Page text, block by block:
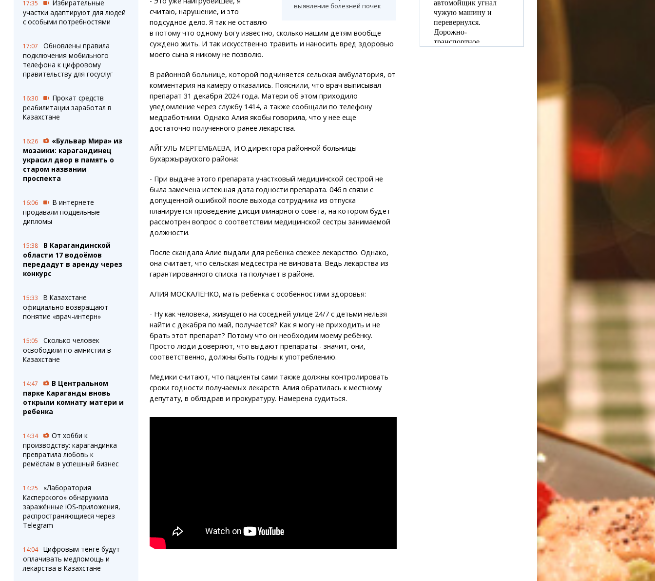
17:35
Избирательные
участки адаптируют для людей
с особыми потребностями
17:07
Обновлены правила
подключения мобильного
телефона к цифровому
правительству для госуслуг
16:30
Прокат средств
реабилитации заработал в
Казахстане
16:26
«Бульвар Мира» из
мозаики: карагандинец
украсил двор в память о
старом названии
проспекта
16:06
В интернете
продавали поддельные
дипломы
15:38
В Карагандинской
области 17 водоёмов
передадут в аренду через
конкурс
15:33
В Казахстане
официально возвращают
понятие «врач-интерн»
15:05
Сколько человек
освободили по амнистии в
Казахстане
14:47
В Центральном
парке Караганды вновь
открыли комнату матери и
ребенка
14:34
От хобби к
производству: карагандинка
превратила любовь к
ремёслам в успешный бизнес
14:25
«Лаборатория
Касперского» обнаружила
заражённые iOS-приложения,
распространяющиеся через
Telegram
14:04
Цифровым тенге будут
оплачивать медпомощь и
лекарства в Казахстане
выявление болезней почек
считаю, нарушение, и это
подсудное дело. Я так не оставлю
в потому что одному Богу известно, сколько нашим детям вообще
суждено жить. И так искусственно травить и наносить вред здоровью
моего сына я никому не позволю.
В районной больнице, которой подчиняется сельская амбулатория, от
комментария на камеру отказались. Пояснили, что врач выписывал
препарат 31 декабря 2024 года. Матери об этом приходило
уведомление через службу 1414, а также сообщали по телефону
медработники. Однако Алия якобы говорила, что у нее еще
достаточно полученного ранее лекарства.
АЙГУЛЬ МЕРГЕМБАЕВА, И.О.директора районной больницы
Бухаржырауского района:
- При выдаче этого препарата участковый медицинской сестрой не
была замечена истекшая дата годности препарата. 046 в связи с
допущенной ошибкой после выхода сотрудника из отпуска
планируется проведение дисциплинарного совета, на котором будет
рассмотрен вопрос о соответствии медицинской сестры занимаемой
должности.
После скандала Алие выдали для ребенка свежее лекарство. Однако,
она считает, что сельская медсестра не виновата. Ведь лекарства из
гарантированного списка та получает в районе.
АЛИЯ МОСКАЛЕНКО, мать ребенка с особенностями здоровья:
- Ну как человека, живущего на соседней улице 24/7 с детьми нельзя
найти с декабря по май, получается? Как я могу не приходить и не
брать этот препарат? Потому что он необходим моему ребёнку.
Просто люди доверяют, что выдают препараты - значит, они,
соответственно, должны быть годны к употреблению.
Медики считают, что пациенты сами также должны контролировать
сроки годности получаемых лекарств. Алия обратилась к местному
депутату, в облздрав и прокуратуру. Намерена судиться.